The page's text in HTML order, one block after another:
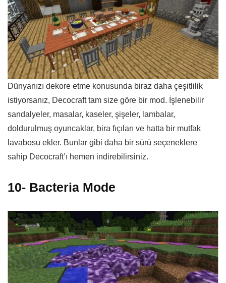
Dünyanızı dekore etme konusunda biraz daha çeşitlilik
istiyorsanız, Decocraft tam size göre bir mod. İşlenebilir
sandalyeler, masalar, kaseler, şişeler, lambalar,
doldurulmuş oyuncaklar, bira fıçıları ve hatta bir mutfak
lavabosu ekler. Bunlar gibi daha bir sürü seçeneklere
sahip Decocraft’ı hemen indirebilirsiniz.
10- Bacteria Mode